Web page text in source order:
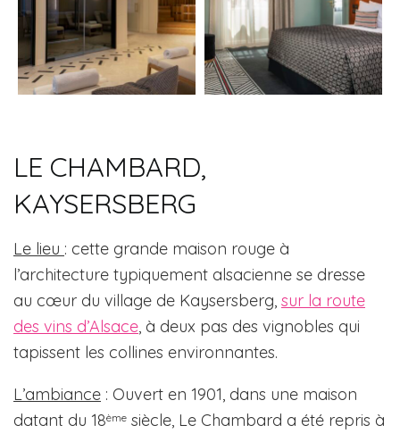
LE CHAMBARD,
KAYSERSBERG
Le lieu : cette grande maison rouge à
l’architecture typiquement alsacienne se dresse
au cœur du village de Kaysersberg, sur la route
des vins d’Alsace , à deux pas des vignobles qui
tapissent les collines environnantes.
L’ambiance : Ouvert en 1901, dans une maison
datant du 18ème siècle, Le Chambard a été repris à